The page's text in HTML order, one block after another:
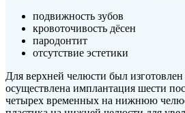
подвижность зубов
кровоточивость дёсен
пародонтит
отсутствие эстетики
Для верхней челюсти был изготовлен
осуществлена имплантация шести
четырех временных на нижнюю